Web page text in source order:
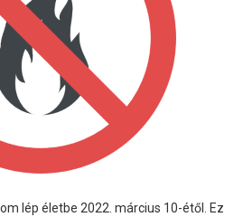
lép életbe 2022. március 10-étől. Ez